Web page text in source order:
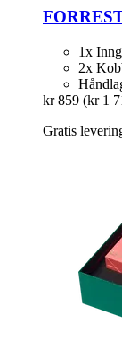
1x
2x
kr 859 (kr 1
Gratis